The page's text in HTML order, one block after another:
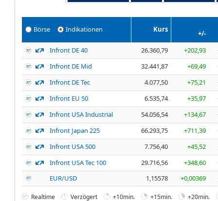
Börse Indikationen Kurs
+/-
Infront DE 40
26.360,79 +202,93
Infront DE Mid
32.441,87 +69,49
Infront DE Tec
4.077,50 +75,21
Infront EU 50
6.535,74 +35,97
Infront USA Industrial
54.056,54 +134,67
Infront Japan 225
66.293,75 +711,39
Infront USA 500
7.756,40 +45,52
Infront USA Tec 100
29.716,56 +348,60
EUR/USD
1,15578 +0,00369
Realtime Verzögert +10min. +15min.
+20min.